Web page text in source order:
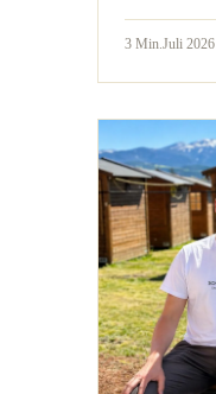
3 Min.Juli 2026